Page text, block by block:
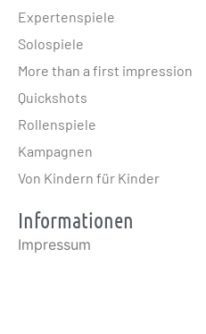
Expertenspiele
Solospiele
More than a first impression
Quickshots
Rollenspiele
Kampagnen
Von Kindern für Kinder
Informationen
Impressum